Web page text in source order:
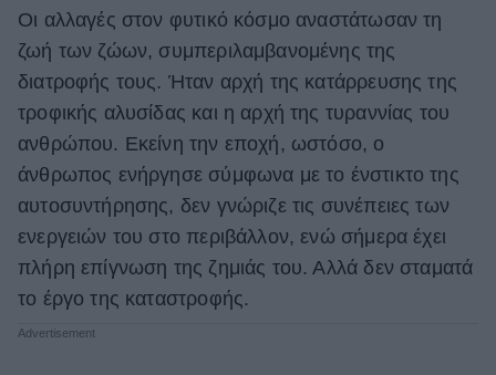
Οι αλλαγές στον φυτικό κόσμο αναστάτωσαν τη
ζωή των ζώων, συμπεριλαμβανομένης της
διατροφής τους. Ήταν αρχή της κατάρρευσης της
τροφικής αλυσίδας και η αρχή της τυραννίας του
ανθρώπου. Εκείνη την εποχή, ωστόσο, ο
άνθρωπος ενήργησε σύμφωνα με το ένστικτο της
αυτοσυντήρησης, δεν γνώριζε τις συνέπειες των
ενεργειών του στο περιβάλλον, ενώ σήμερα έχει
πλήρη επίγνωση της ζημιάς του. Αλλά δεν σταματά
το έργο της καταστροφής.